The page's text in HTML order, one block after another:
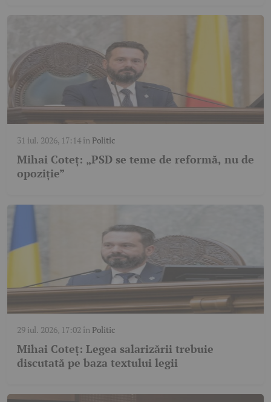
31 iul. 2026, 17:14în Politic
Mihai Coteț: „PSD se teme de reformă, nu de
opoziție”
29 iul. 2026, 17:02 în Politic
Mihai Coteț: Legea salarizării trebuie
discutată pe baza textului legii